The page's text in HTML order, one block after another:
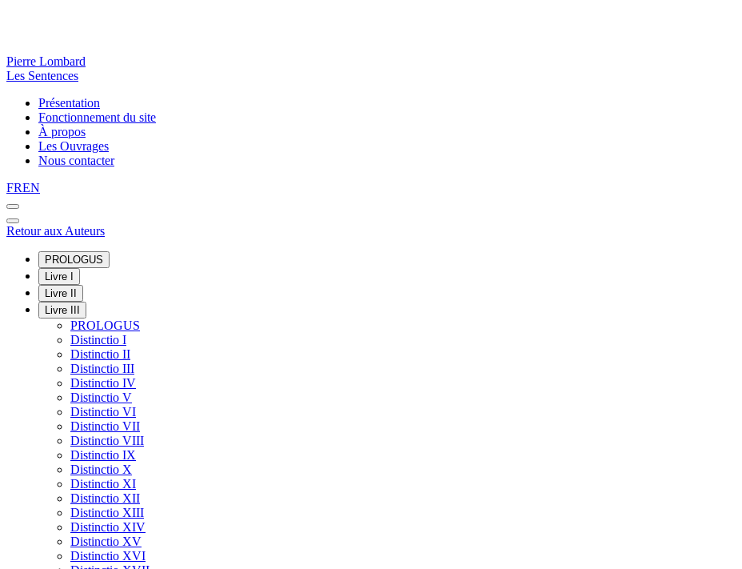
Pierre Lombard
Les Sentences
Présentation
Fonctionnement du site
À propos
Les Ouvrages
Nous contacter
FREN
Retour aux Auteurs
PROLOGUS
Livre I
Livre II
Livre III
PROLOGUS
Distinctio I
Distinctio II
Distinctio III
Distinctio IV
Distinctio V
Distinctio VI
Distinctio VII
Distinctio VIII
Distinctio IX
Distinctio X
Distinctio XI
Distinctio XII
Distinctio XIII
Distinctio XIV
Distinctio XV
Distinctio XVI